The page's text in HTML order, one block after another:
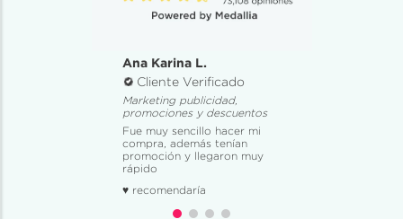
Ana Karina L.
Cliente Verificado
Marketing publicidad,
promociones y descuentos
Fue muy sencillo hacer mi
compra, además tenían
promoción y llegaron muy
rápido
♥ recomendaría